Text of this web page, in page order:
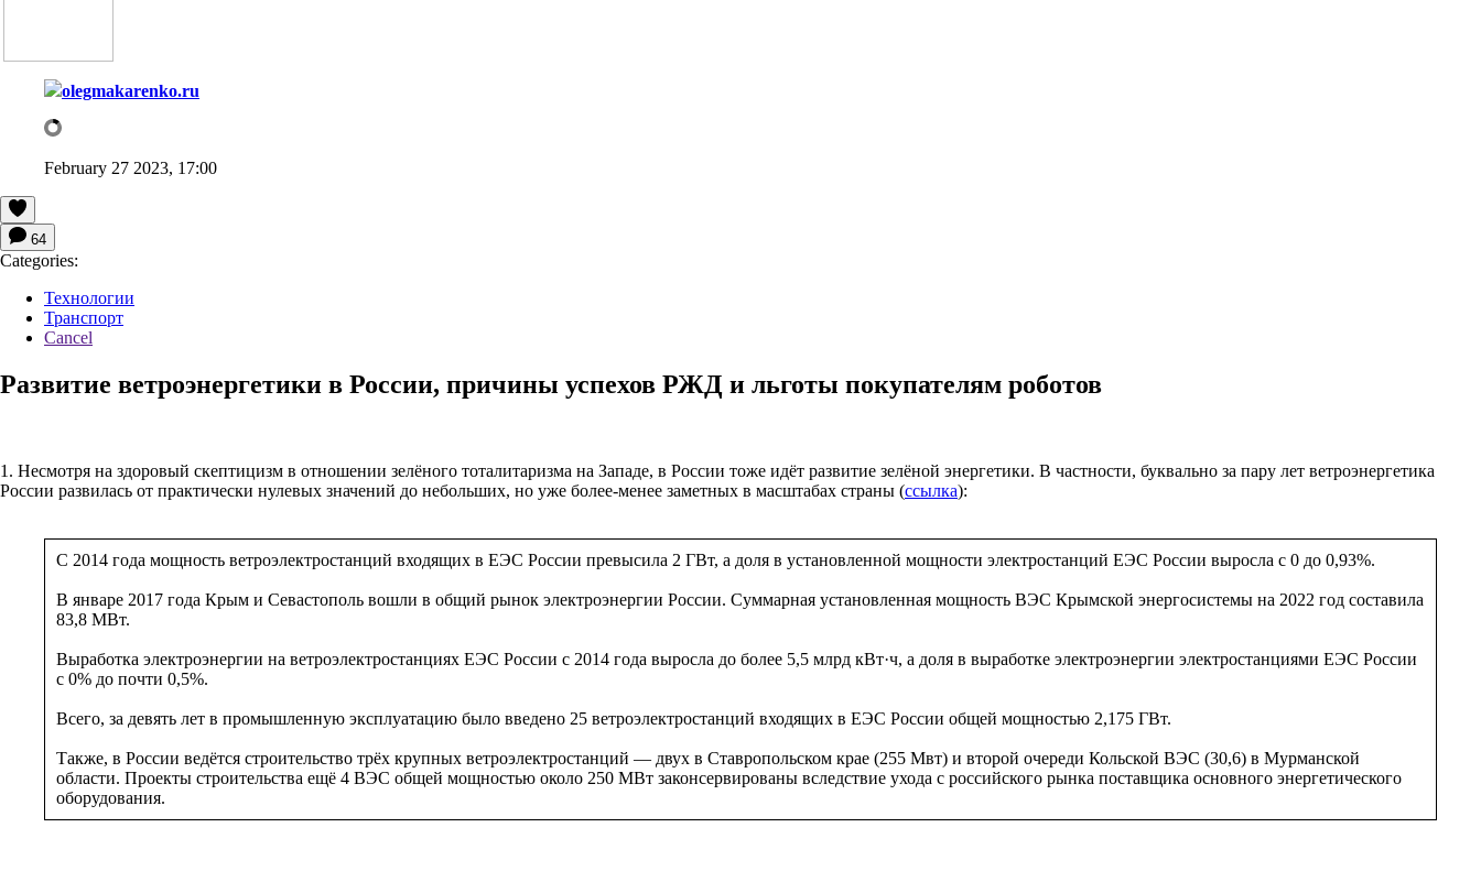
olegmakarenko.ru
February 27 2023, 17:00
64
Categories:
Технологии
Транспорт
Cancel
Развитие ветроэнергетики в России, причины успехов РЖД и льготы покупателям роботов
1. Несмотря на здоровый скептицизм в отношении зелёного тоталитаризма на Западе, в России тоже идёт развитие зелёной энергетики. В частности, буквально за пару лет ветроэнергетика
России развилась от практически нулевых значений до небольших, но уже более-менее заметных в масштабах страны (ссылка):
С 2014 года мощность ветроэлектростанций входящих в ЕЭС России превысила 2 ГВт, а доля в установленной мощности электростанций ЕЭС России выросла с 0 до 0,93%.
В январе 2017 года Крым и Севастополь вошли в общий рынок электроэнергии России. Суммарная установленная мощность ВЭС Крымской энергосистемы на 2022 год составила
83,8 МВт.
Выработка электроэнергии на ветроэлектростанциях ЕЭС России с 2014 года выросла до более 5,5 млрд кВт·ч, а доля в выработке электроэнергии электростанциями ЕЭС России
с 0% до почти 0,5%.
Всего, за девять лет в промышленную эксплуатацию было введено 25 ветроэлектростанций входящих в ЕЭС России общей мощностью 2,175 ГВт.
Также, в России ведётся строительство трёх крупных ветроэлектростанций — двух в Ставропольском крае (255 Мвт) и второй очереди Кольской ВЭС (30,6) в Мурманской
области. Проекты строительства ещё 4 ВЭС общей мощностью около 250 МВт законсервированы вследствие ухода с российского рынка поставщика основного энергетического
оборудования.